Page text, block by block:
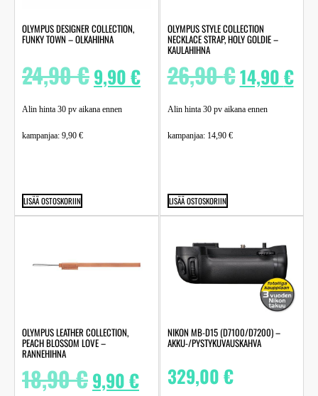
OLYMPUS DESIGNER COLLECTION,
FUNKY TOWN – OLKAHIHNA
24,90€9,90€
Alin hinta 30 pv aikana ennen
kampanjaa: 9,90 €
LISÄÄ OSTOSKORIIN
OLYMPUS STYLE COLLECTION
NECKLACE STRAP, HOLY GOLDIE –
KAULAHIHNA
26,90€14,90€
Alin hinta 30 pv aikana ennen
kampanjaa: 14,90 €
LISÄÄ OSTOSKORIIN
OLYMPUS LEATHER COLLECTION,
PEACH BLOSSOM LOVE –
RANNEHIHNA
18,90€9,90€
NIKON MB-D15 (D7100/D7200) –
AKKU-/PYSTYKUVAUSKAHVA
329,00€